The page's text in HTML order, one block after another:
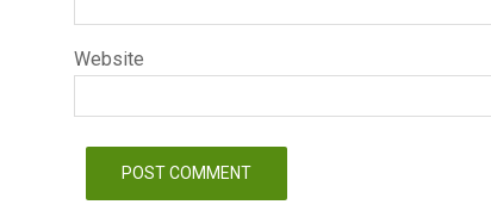
Website